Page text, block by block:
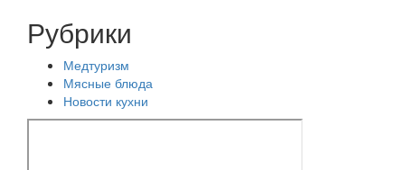
Рубрики
Медтуризм
Мясные блюда
Новости кухни